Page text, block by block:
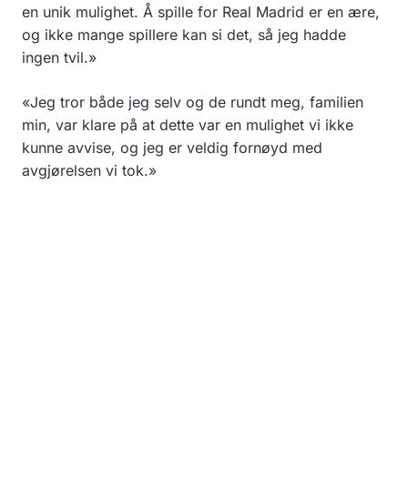
en unik mulighet. Å spille for Real Madrid er en ære,
og ikke mange spillere kan si det, så jeg hadde
ingen tvil.»
«Jeg tror både jeg selv og de rundt meg, familien
min, var klare på at dette var en mulighet vi ikke
kunne avvise, og jeg er veldig fornøyd med
avgjørelsen vi tok.»